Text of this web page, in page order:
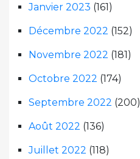
Janvier 2023 (161)
Décembre 2022 (152)
Novembre 2022 (181)
Octobre 2022 (174)
Septembre 2022 (200)
Août 2022 (136)
Juillet 2022 (118)